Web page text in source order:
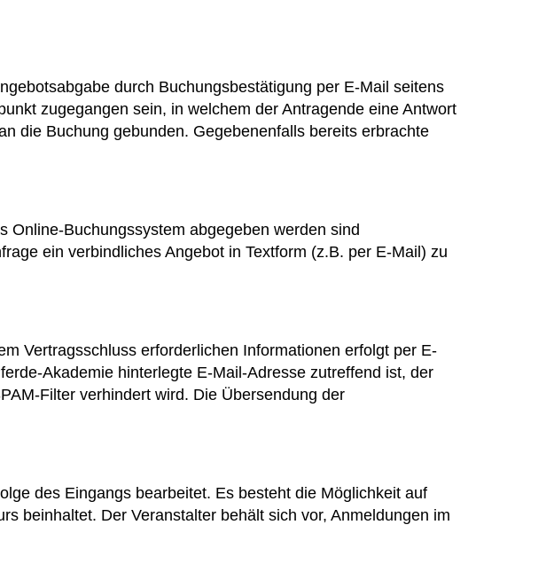
durch Buchungsbestätigung per E-Mail seitens
zugegangen sein, in welchem der Antragende eine Antwort
die Buchung gebunden. Gegebenenfalls bereits erbrachte
Online-Buchungssystem abgegeben werden sind
ein verbindliches Angebot in Textform (z.B. per E-Mail) zu
Vertragsschluss erforderlichen Informationen erfolgt per E-
Akademie hinterlegte E-Mail-Adresse zutreffend ist, der
Filter verhindert wird. Die Übersendung der
des Eingangs bearbeitet. Es besteht die Möglichkeit auf
beinhaltet. Der Veranstalter behält sich vor, Anmeldungen im